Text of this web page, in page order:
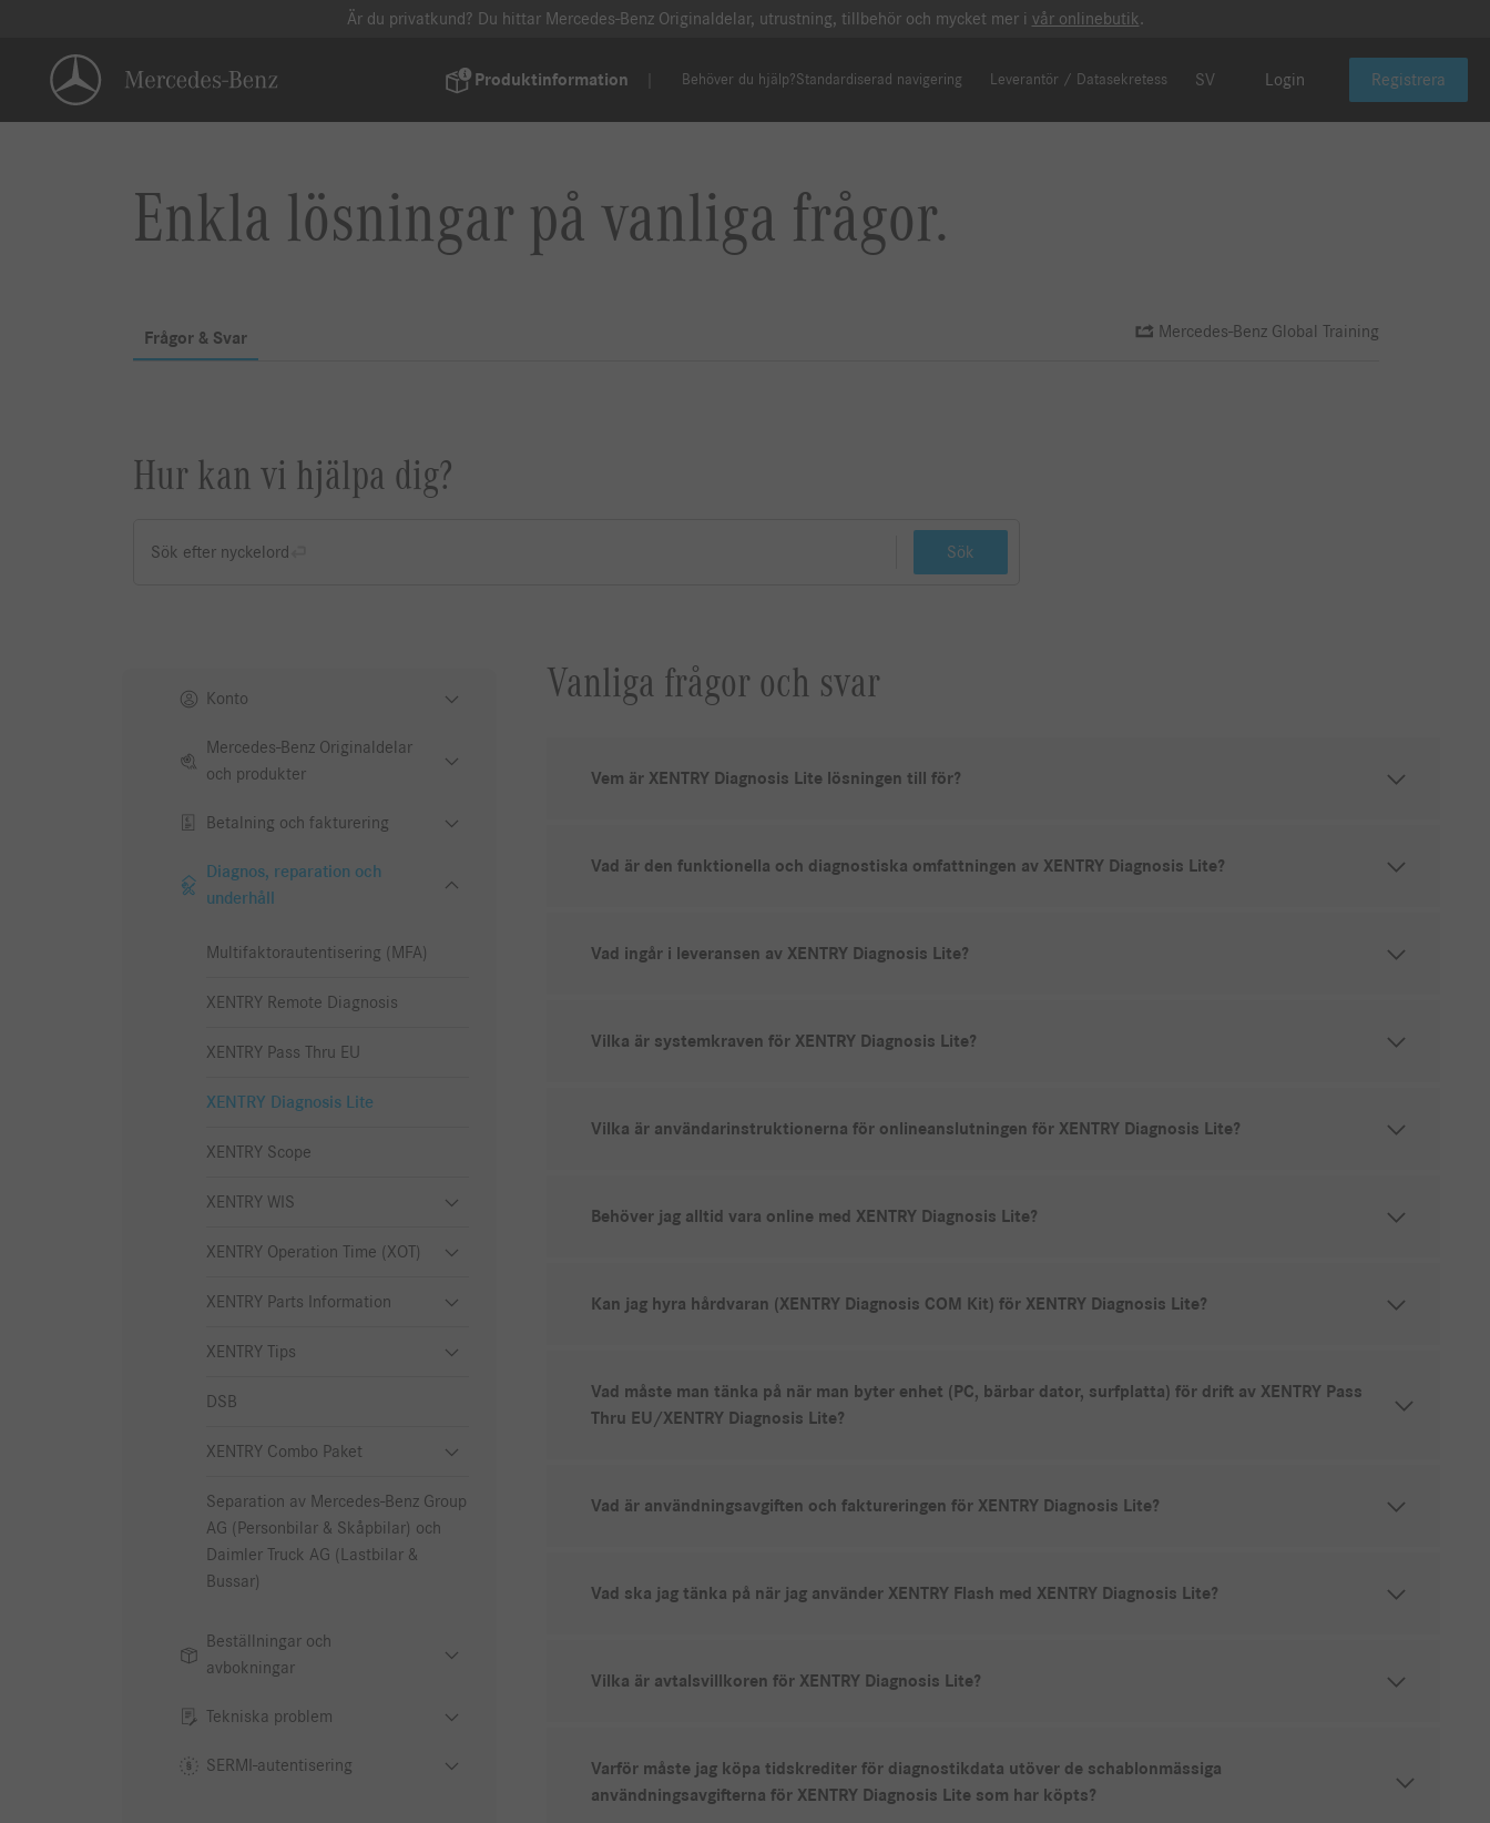
Är du privatkund? Du hittar Mercedes-Benz Originaldelar, utrustning, tillbehör och mycket mer i vår onlinebutik.
Produktinformation Behöver du hjälp?Standardiserad navigering Leverantör / Datasekretess SV Login Registrera
Enkla lösningar på vanliga frågor.
Frågor & Svar Mercedes-Benz Global Training
Hur kan vi hjälpa dig?
Sök efter nyckelord Sök
Konto
Mercedes-Benz Originaldelar
och produkter
Betalning och fakturering
Diagnos, reparation och
underhåll
Multifaktorautentisering (MFA)
XENTRY Remote Diagnosis
XENTRY Pass Thru EU
XENTRY Diagnosis Lite
XENTRY Scope
XENTRY WIS
XENTRY Operation Time (XOT)
XENTRY Parts Information
XENTRY Tips
DSB
XENTRY Combo Paket
Separation av Mercedes-Benz Group
AG (Personbilar & Skåpbilar) och
Daimler Truck AG (Lastbilar &
Bussar)
Beställningar och
avbokningar
Tekniska problem
SERMI-autentisering
Vanliga frågor och svar
Vem är XENTRY Diagnosis Lite lösningen till för?
Vad är den funktionella och diagnostiska omfattningen av XENTRY Diagnosis Lite?
Vad ingår i leveransen av XENTRY Diagnosis Lite?
Vilka är systemkraven för XENTRY Diagnosis Lite?
Vilka är användarinstruktionerna för onlineanslutningen för XENTRY Diagnosis Lite?
Behöver jag alltid vara online med XENTRY Diagnosis Lite?
Kan jag hyra hårdvaran (XENTRY Diagnosis COM Kit) för XENTRY Diagnosis Lite?
Vad måste man tänka på när man byter enhet (PC, bärbar dator, surfplatta) för drift av XENTRY Pass
Thru EU/XENTRY Diagnosis Lite?
Vad är användningsavgiften och faktureringen för XENTRY Diagnosis Lite?
Vad ska jag tänka på när jag använder XENTRY Flash med XENTRY Diagnosis Lite?
Vilka är avtalsvillkoren för XENTRY Diagnosis Lite?
Varför måste jag köpa tidskrediter för diagnostikdata utöver de schablonmässiga
användningsavgifterna för XENTRY Diagnosis Lite som har köpts?